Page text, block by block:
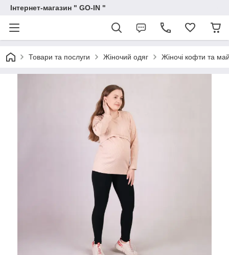
Інтернет-магазин " GO-IN "
Товари та послуги Жіночий одяг Жіночі кофти та